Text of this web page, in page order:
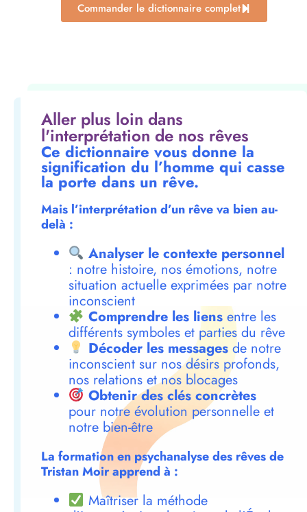
Commander le dictionnaire complet
Aller plus loin dans
l'interprétation de nos rêves
Ce dictionnaire vous donne la
signification du l’homme qui casse
la porte dans un rêve.
Mais l’interprétation d’un rêve va bien au-
delà :
Analyser le contexte personnel
: notre histoire, nos émotions, notre
situation actuelle exprimées par notre
inconscient
Comprendre les liensentre les
différents symboles et parties du rêve
Décoder les messagesde notre
inconscient sur nos désirs profonds,
nos relations et nos blocages
Obtenir des clés concrètes
pour notre évolution personnelle et
notre bien-être
La formation en psychanalyse des rêves de
Tristan Moir apprend à :
Maîtriser la méthode